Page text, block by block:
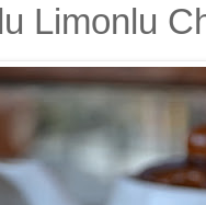
Limonlu